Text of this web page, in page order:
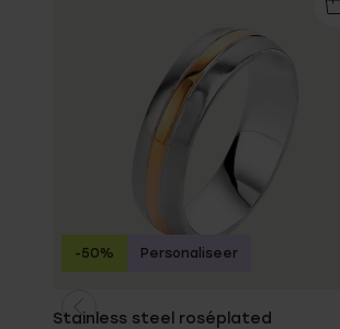
Stainless steel roséplated
-50% Personaliseer